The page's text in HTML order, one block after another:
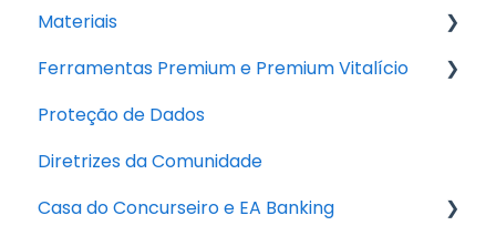
Cadastro
Materiais
Desafio Subimos Juntos
Ferramentas Premium e Premium Vitalício
Premium Vitalício
PD Capacita
Ed - Inteligência Artificial
Proteção de Dados
Diretrizes da Comunidade
Casa do Concurseiro e EA Banking